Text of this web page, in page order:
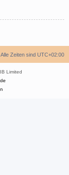
Alle Zeiten sind UTC+02:00
Limited